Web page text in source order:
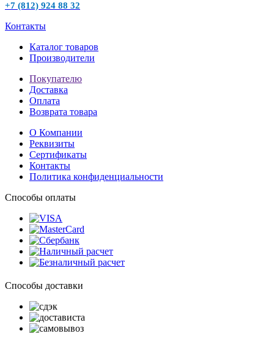
+7 (812) 924 88 32
Контакты
Каталог товаров
Производители
Покупателю
Доставка
Оплата
Возврата товара
О Компании
Реквизиты
Сертификаты
Контакты
Политика конфиденциальности
Способы оплаты
Способы доставки